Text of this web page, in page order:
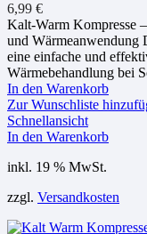
6,99 €
Kalt-Warm Kompresse
und Wärmeanwendung
eine einfache und
Wärmebehandlung bei
In den Warenkorb
Zur Wunschliste
Schnellansicht
In den Warenkorb
inkl. 19 % MwSt.
zzgl. Versandkosten